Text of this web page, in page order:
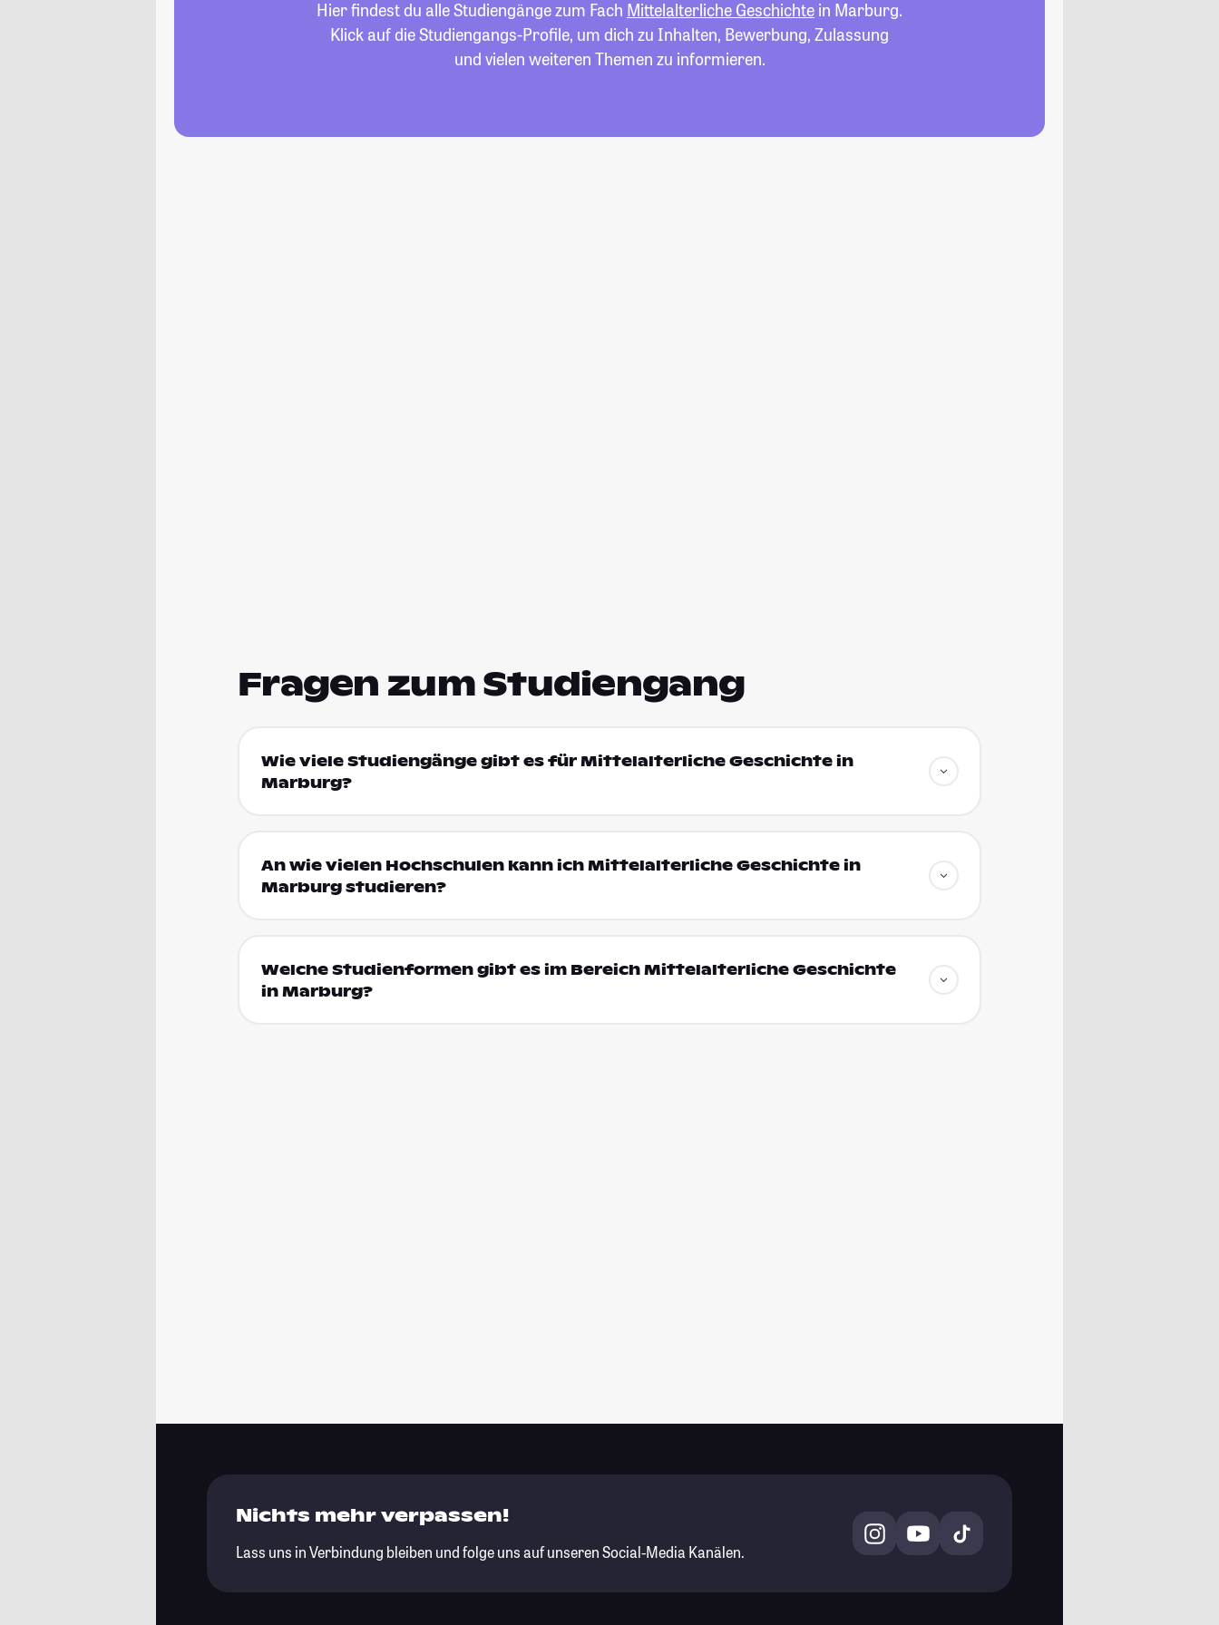
Hier findest du alle Studiengänge zum Fach Mittelalterliche Geschichte in Marburg.
Klick auf die Studiengangs-Profile, um dich zu Inhalten, Bewerbung, Zulassung
und vielen weiteren Themen zu informieren.
Fragen zum Studiengang
Wie viele Studiengänge gibt es für Mittelalterliche Geschichte in
Marburg?
An wie vielen Hochschulen kann ich Mittelalterliche Geschichte in
Marburg studieren?
Welche Studienformen gibt es im Bereich Mittelalterliche Geschichte
in Marburg?
Nichts mehr verpassen!
Lass uns in Verbindung bleiben und folge uns auf unseren Social-Media Kanälen.